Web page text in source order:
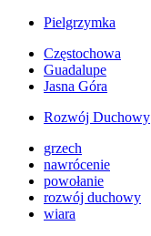
Pielgrzymka
Częstochowa
Guadalupe
Jasna Góra
Rozwój Duchowy
grzech
nawrócenie
powołanie
rozwój duchowy
wiara